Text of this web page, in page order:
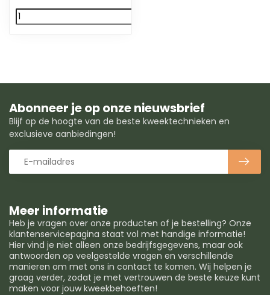
Meer informatie
Heb je vragen over onze producten of je bestelling? Onze
klantenservicepagina staat vol met handige informatie!
Hier vind je niet alleen onze bedrijfsgegevens, maar ook
antwoorden op veelgestelde vragen en verschillende
manieren om met ons in contact te komen. Wij helpen je
graag verder, zodat je met vertrouwen de beste keuze kunt
maken voor jouw kweekbehoeften!
Abonneer je op onze nieuwsbrief
Blijf op de hoogte van de beste kweektechnieken en
exclusieve aanbiedingen!